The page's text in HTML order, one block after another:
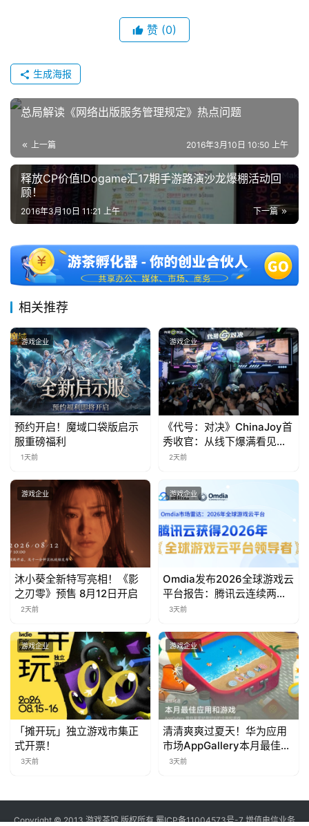
闲
游
戏
2
第
十
届
金
茶
奖
7
月
3
0
日
游
对
接
会
上
海
站
中
文
(
中
)
赞 (0)
生成海报
总局解读《网络出版服务管理规定》热点问题
上一篇 2016年3月10日 10:50 上午
释放CP价值!Dogame汇17期手游路演沙龙爆棚活动回
顾！
下一篇
2016年3月10日 11:21 上午
相关推荐
游戏企业
预约开启！魔域口袋版启示
服重磅福利
1天前
游戏企业
《代号：对决》ChinaJoy首
秀收官：从线下爆满看见玩
家的真实期待
2天前
游戏企业
沐小葵全新特写亮相！《影
之刃零》预售 8月12日开启
2天前
游戏企业
Omdia发布2026全球游戏云
平台报告：腾讯云连续两年
入选“领导者”象限
3天前
游戏企业
「摊开玩」独立游戏市集正
式开票！
3天前
游戏企业
清清爽爽过夏天！华为应用
市场AppGallery本月最佳上
新，款款提升幸福感
3天前
Copyright © 2013 游戏茶馆 版权所有蜀ICP备11004573号-7增值电信业务